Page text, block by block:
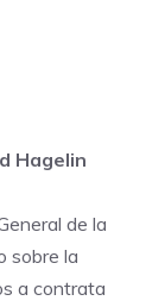
Hagelin
de la
sobre la
a contrata